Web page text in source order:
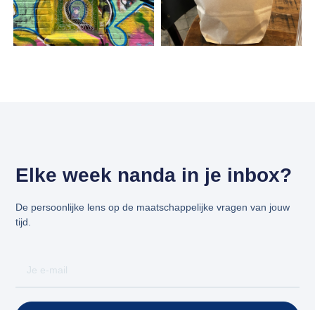
Elke week nanda in je inbox?
De persoonlijke lens op de maatschappelijke vragen van jouw
tijd.